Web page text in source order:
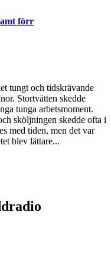
förr
tungt och tidskrävande
Stortvätten skedde
tunga arbetsmoment.
sköljningen skedde ofta i
med tiden, men det var
blev lättare...